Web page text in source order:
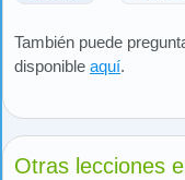
También puede
disponible aquí.
Otras lecciones